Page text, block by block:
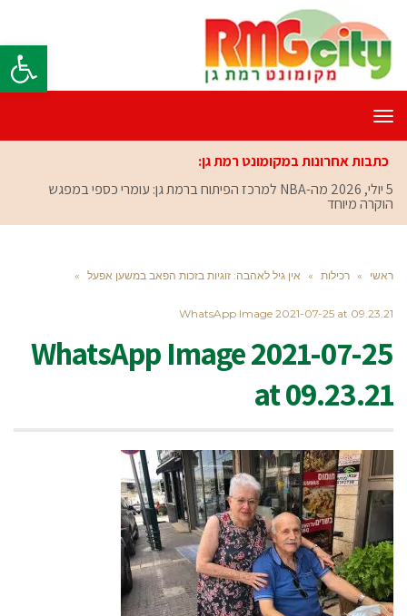
פתח
תפריט
כתבות אחרונות במקומונט רמת גן:
5 יולי, 2026
מה-NBA למרכז הפיתוח ברמת גן: עומרי כספי במפגש
הוקרה מיוחד
ראשי » רכילות » אין גיל לאהבה: זוגיות בזכות הפאב במשען אפעל »
WhatsApp Image 2021-07-25 at 09.23.21
WhatsApp Image 2021-07-25
at 09.23.21